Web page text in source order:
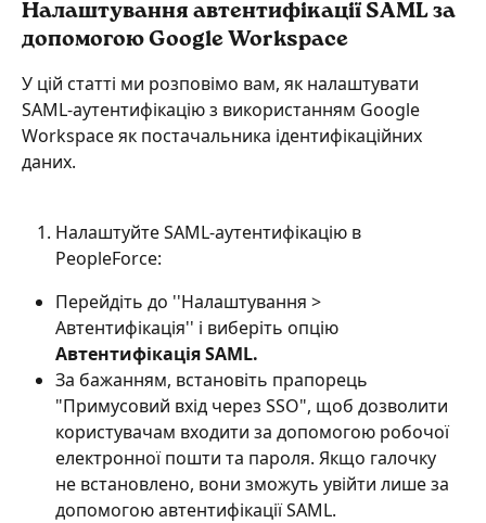
Налаштування автентифікації SAML за
допомогою Google Workspace
У цій статті ми розповімо вам, як налаштувати
SAML-аутентифікацію з використанням Google
Workspace як постачальника ідентифікаційних
даних.
Налаштуйте SAML-аутентифікацію в
PeopleForce:
Перейдіть до ''Налаштування >
Автентифікація'' і виберіть опцію
Автентифікація SAML.
За бажанням, встановіть прапорець
"Примусовий вхід через SSO", щоб дозволити
користувачам входити за допомогою робочої
електронної пошти та пароля. Якщо галочку
не встановлено, вони зможуть увійти лише за
допомогою автентифікації SAML.